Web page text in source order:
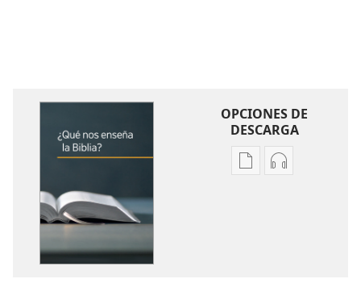
OPCIONES DE
DESCARGA
OpcionesOpciones